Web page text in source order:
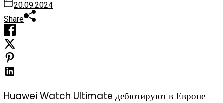
20.09.2024
Share
Huawei Watch Ultimate дебютируют в Европе